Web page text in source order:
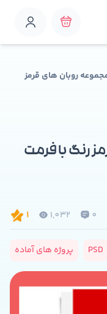
روبان های قرمز
0
1,032
1
رنگ با فرمت
PSD پروژه های آماده